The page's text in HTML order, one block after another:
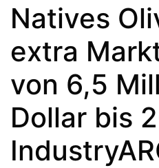
Natives
extra
von 6,5
Dollar bis